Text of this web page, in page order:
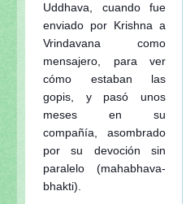
Uddhava, cuando fue
enviado por Krishna a
Vrindavana como
mensajero, para ver
cómo estaban las
gopis, y pasó unos
meses en su
compañía, asombrado
por su devoción sin
paralelo (mahabhava-
bhakti).